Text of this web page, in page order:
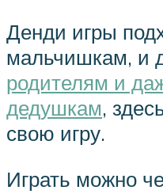
Денди игры
мальчишкам, и
родителям и
дедушкам,
свою игру.
Играть можно